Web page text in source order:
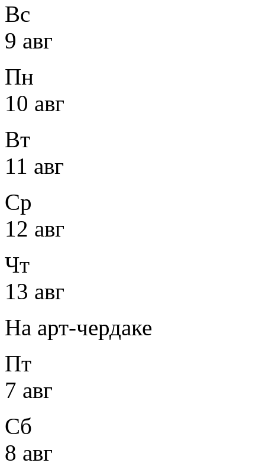
Вс
9 авг
Пн
10 авг
Вт
11 авг
Ср
12 авг
Чт
13 авг
На арт-чердаке
Пт
7 авг
Сб
8 авг